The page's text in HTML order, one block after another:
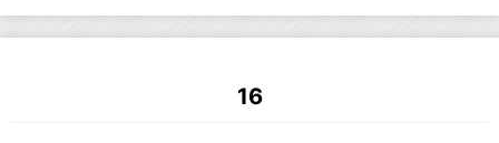
16